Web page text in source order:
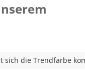
sich die Trendfarbe